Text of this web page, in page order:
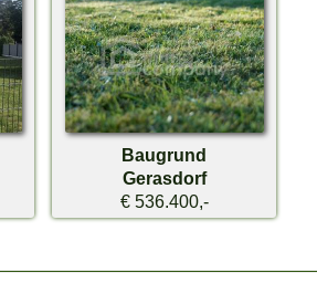
Baugrund
Gerasdorf
€ 536.400,-